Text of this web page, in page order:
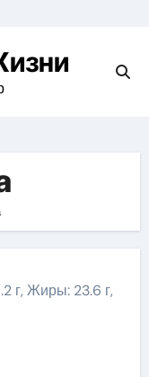
г, Жиры: 23.6 г,